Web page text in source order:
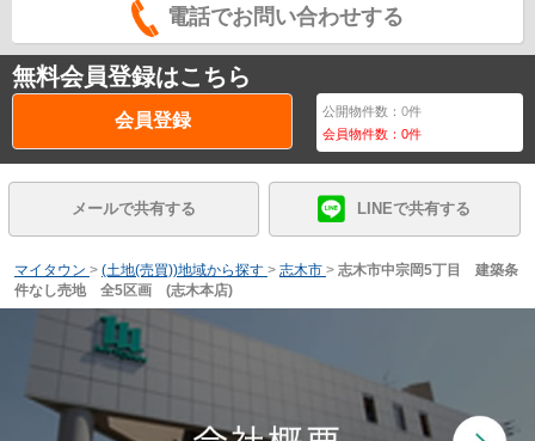
電話でお問い合わせする
無料会員登録はこちら
会員登録 公開物件数：0件
会員物件数：0件
メールで共有する LINEで共有する
マイタウン > (土地(売買))地域から探す > 志木市 > 志木市中宗岡5丁目 建築条
件なし売地 全5区画 (志木本店)